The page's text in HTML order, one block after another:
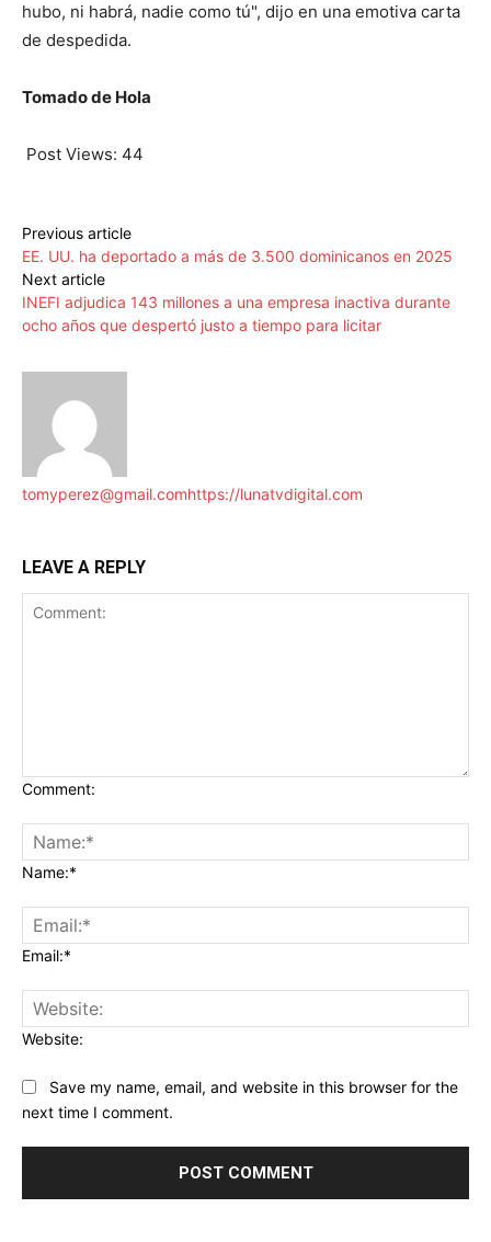
hubo, ni habrá, nadie como tú", dijo en una emotiva carta
de despedida.
Tomado de Hola
Post Views: 44
Previous article
EE. UU. ha deportado a más de 3.500 dominicanos en 2025
Next article
INEFI adjudica 143 millones a una empresa inactiva durante
ocho años que despertó justo a tiempo para licitar
tomyperez@gmail.comhttps://lunatvdigital.com
LEAVE A REPLY
Comment:
Name:*
Email:*
Website:
Save my name, email, and website in this browser for the
next time I comment.